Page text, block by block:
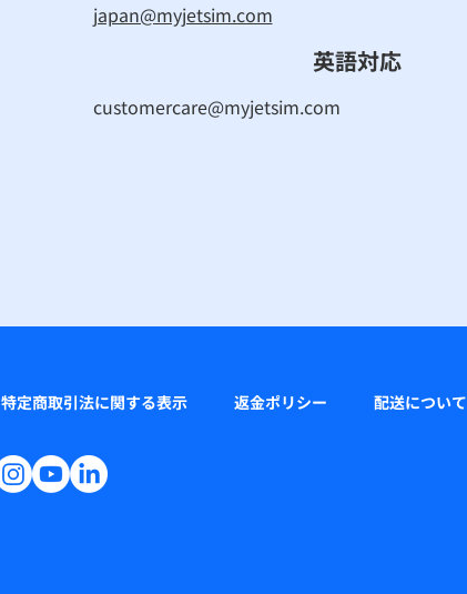
特定商取引法に関する表示 返金ポリシー 配送について
japan@myjetsim.com
英語対応
customercare@myjetsim.com